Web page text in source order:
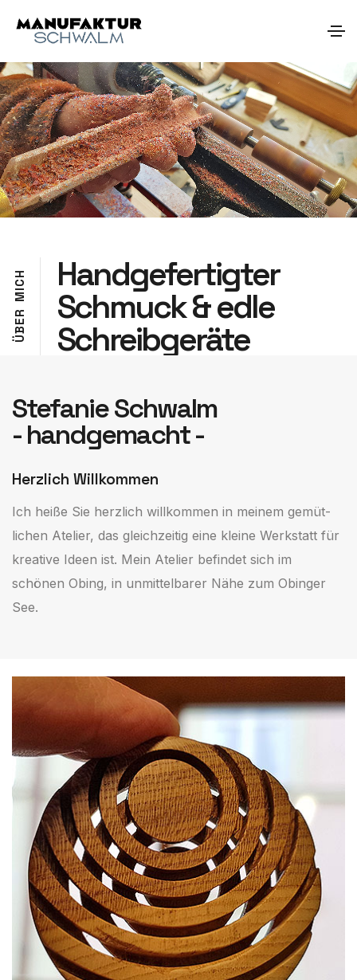
Ü
B
E
R
M
I
C
H Handgefer­tigter
Schmuck & edle
Schreibge­räte
Stefanie Schwalm
- handgemacht -
Herzlich Willkommen
Ich heiße Sie herzlich willkommen in meinem ge­müt­
lichen Atelier, das gleichzeitig eine kleine Werkstatt für
kreative Ideen ist. Mein Atelier befindet sich im
schönen Obing, in unmittelbarer Nähe zum Obinger
See.